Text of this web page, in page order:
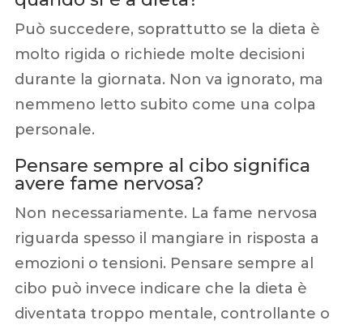
Può succedere, soprattutto se la dieta è
molto rigida o richiede molte decisioni
durante la giornata. Non va ignorato, ma
nemmeno letto subito come una colpa
personale.
Pensare sempre al cibo significa
avere fame nervosa?
Non necessariamente. La fame nervosa
riguarda spesso il mangiare in risposta a
emozioni o tensioni. Pensare sempre al
cibo può invece indicare che la dieta è
diventata troppo mentale, controllante o